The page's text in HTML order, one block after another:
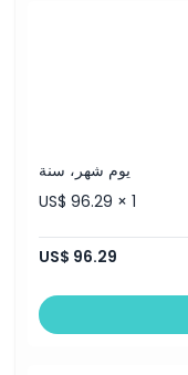
يوم شهر، سنة
US$ 96.29 × 1
US$ 96.29